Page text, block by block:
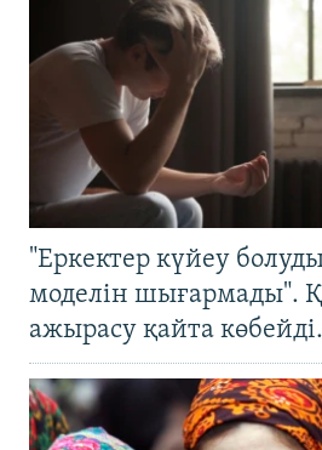
"Еркектер күйеу
моделін шығармады".
ажырасу қайта